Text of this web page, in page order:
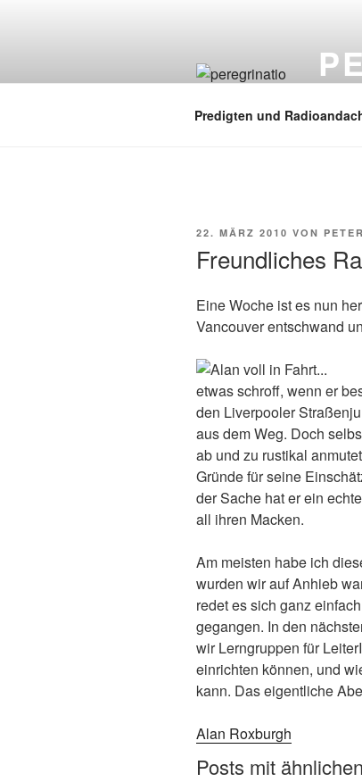
Predigten und
VERÖFFENTLICHT
22. MÄRZ 2010 VON PETER
Freundliches
Eine Woche ist es nun
Vancouver entschwand
etwas schroff, wenn er
den Liverpooler
aus dem Weg. Doch
ab und zu rustikal
Gründe für seine
der Sache hat er ein
all ihren Macken.
Am meisten habe ich
wurden wir auf Anhieb
redet es sich ganz
gegangen. In den
wir Lerngruppen für
einrichten können, und
kann. Das eigentliche
Alan Roxburgh
Posts mit